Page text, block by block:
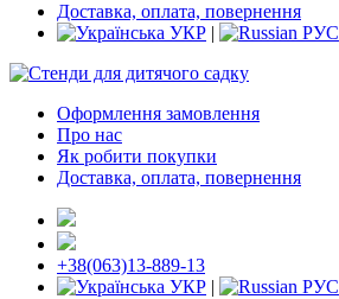
Доставка, оплата, повернення
УКР | РУС
Оформлення замовлення
Про нас
Як робити покупки
Доставка, оплата, повернення
+38(063)13-889-13
УКР | РУС